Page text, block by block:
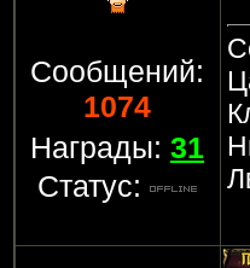
Сообщений:
1074
Награды: 31
Статус: